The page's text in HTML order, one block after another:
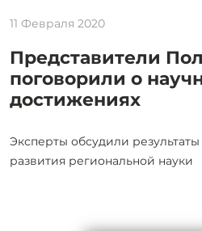
11 Февраля 2020
Представители
поговорили о
достижениях
Эксперты обсудили
развития региональной науки